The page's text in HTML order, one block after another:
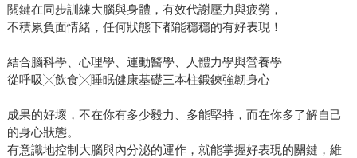
關鍵在同步訓練大腦與身體，有效代謝壓力與疲勞，
不積累負面情緒，任何狀態下都能穩穩的有好表現！
結合腦科學、心理學、運動醫學、人體力學與營養學
從呼吸╳飲食╳睡眠健康基礎三本柱鍛鍊強韌身心
成果的好壞，不在你有多少毅力、多能堅持，而在你多了解自己
的身心狀態。
有意識地控制大腦與內分泌的運作，就能掌握好表現的關鍵，維